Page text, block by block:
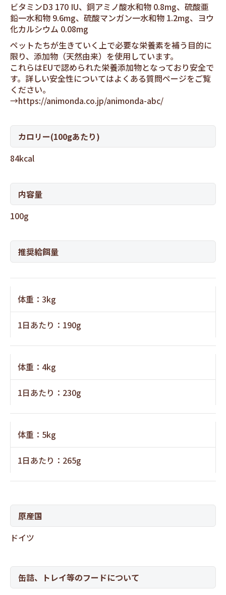
ビタミンD3 170 IU、銅アミノ酸水和物 0.8mg、硫酸亜
鉛一水和物 9.6mg、硫酸マンガン一水和物 1.2mg、ヨウ
化カルシウム 0.08mg
ペットたちが生きていく上で必要な栄養素を補う目的に
限り、添加物（天然由来）を使用しています。
これらはEUで認められた栄養添加物となっており安全で
す。詳しい安全性についてはよくある質問ページをご覧
ください。
→https://animonda.co.jp/animonda-abc/
カロリー(100gあたり)
84kcal
内容量
100g
推奨給餌量
体重：3kg
1日あたり：190g
体重：4kg
1日あたり：230g
体重：5kg
1日あたり：265g
原産国
ドイツ
缶詰、トレイ等のフードについて